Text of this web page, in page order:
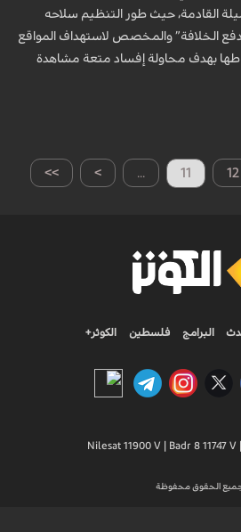
القادمة، حيث طور التنظيم سلاحه
الخلافة” والمخصص لاستهداف المواقع
بهدف محاولة إفساد متعة مشاهدة
>> > ... 11 12
البرامج فلسطين الكوثر+
Nilesat 11900 V | Badr 8 11747 V
الحقوق محفوظة